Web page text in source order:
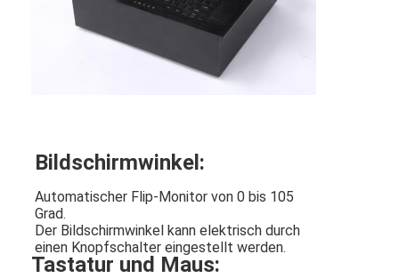
Bildschirmwinkel:
Automatischer Flip-Monitor von 0 bis 105
Grad.
Der Bildschirmwinkel kann elektrisch durch
einen Knopfschalter eingestellt werden.
Tastatur und Maus: